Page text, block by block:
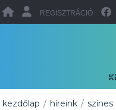
REGISZTRÁCIÓ
kezdőlap / híreink / színes